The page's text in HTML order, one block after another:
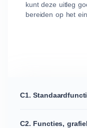
kunt deze uitleg
bereiden op het
C1.
C2. Functies,